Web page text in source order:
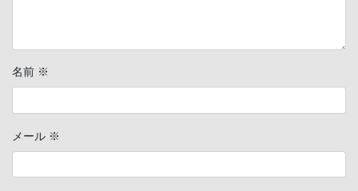
名前 ※
メール ※